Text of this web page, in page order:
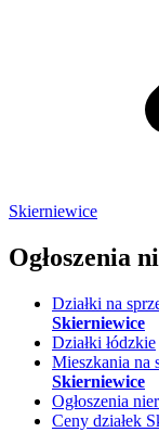
Skierniewice
Ogłoszenia
Działki na
Skierniewice
Działki łódzkie
Mieszkania na
Skierniewice
Ogłoszenia
Ceny działek